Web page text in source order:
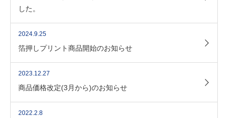
した。
2024.9.25
箔押しプリント商品開始のお知らせ
2023.12.27
商品価格改定(3月から)のお知らせ
2022.2.8